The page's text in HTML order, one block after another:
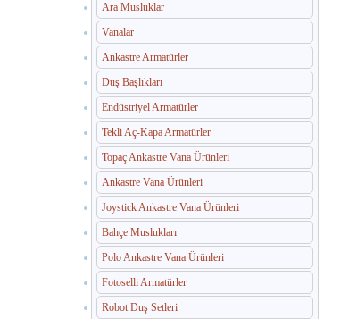
Ara Musluklar
Vanalar
Ankastre Armatürler
Duş Başlıkları
Endüstriyel Armatürler
Tekli Aç-Kapa Armatürler
Topaç Ankastre Vana Ürünleri
Ankastre Vana Ürünleri
Joystick Ankastre Vana Ürünleri
Bahçe Muslukları
Polo Ankastre Vana Ürünleri
Fotoselli Armatürler
Robot Duş Setleri